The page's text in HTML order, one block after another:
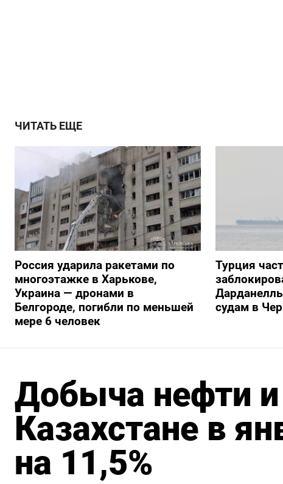
ЧИТАТЬ ЕЩЕ
Россия ударила ракетами по
многоэтажке в Харькове,
Украина — дронами в
Белгороде, погибли по меньшей
мере 6 человек
Турция
судам в
Добыча нефти и
Казахстане в
на 11,5%